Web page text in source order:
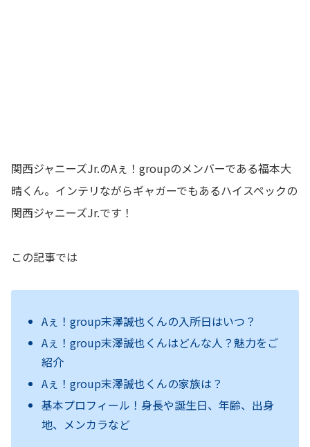
関西ジャニーズJr.のAぇ！groupのメンバーである福本大
晴くん。 インテリながらギャガーでもあるハイスペックの
関西ジャニーズJr.です！
この記事では
Aぇ！group末澤誠也くんの入所日はいつ？
Aぇ！group末澤誠也くんはどんな人？魅力をご
紹介
Aぇ！group末澤誠也くんの家族は？
基本プロフィール！身長や誕生日、年齢、出身
地、メンカラなど